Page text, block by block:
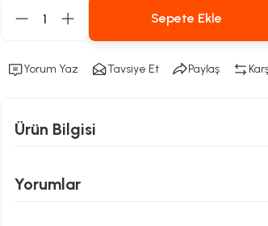
Sepete Ekle
Yorum Yaz Tavsiye Et Paylaş
Ürün Bilgisi
Yorumlar